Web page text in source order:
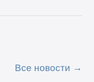
Все новости